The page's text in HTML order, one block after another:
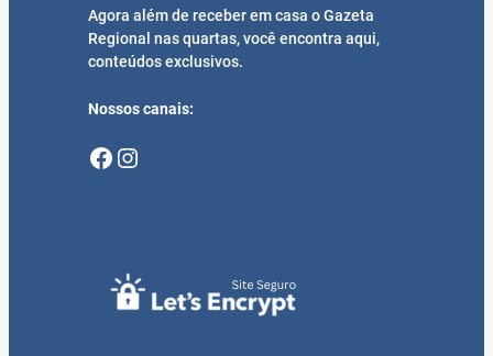
Agora além de receber em casa o Gazeta
Regional nas quartas, você encontra aqui,
conteúdos exclusivos.
Nossos canais:
Facebook Instagram